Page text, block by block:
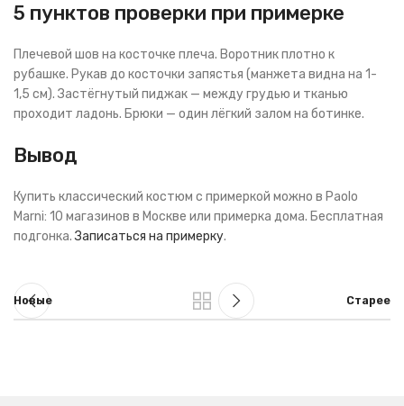
5 пунктов проверки при примерке
Плечевой шов на косточке плеча. Воротник плотно к
рубашке. Рукав до косточки запястья (манжета видна на 1-
1,5 см). Застёгнутый пиджак — между грудью и тканью
проходит ладонь. Брюки — один лёгкий залом на ботинке.
Вывод
Купить классический костюм с примеркой можно в Paolo
Marni: 10 магазинов в Москве или примерка дома. Бесплатная
подгонка.Записаться на примерку.
Новые Старее